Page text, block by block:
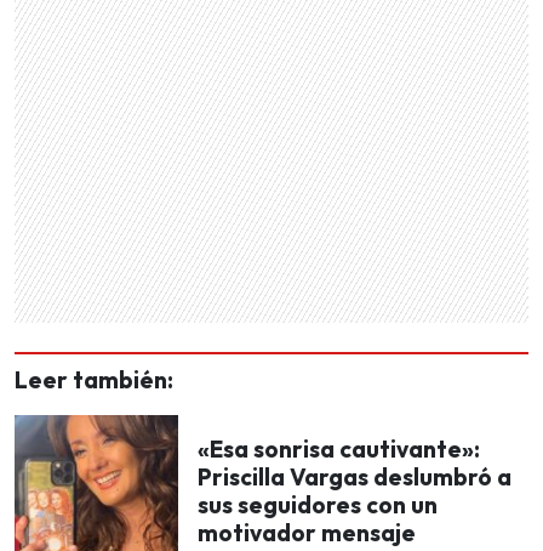
Leer también:
«Esa sonrisa cautivante»:
Priscilla Vargas deslumbró a
sus seguidores con un
motivador mensaje